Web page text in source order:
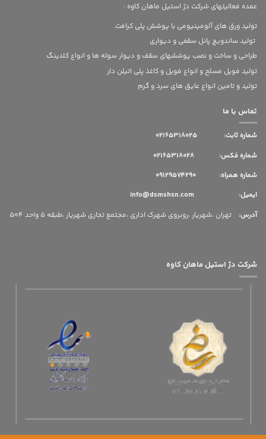
عمده فعالیتهای شرکت دژ استیل ماهان کاوه :
تولید ورق های آلومینیومی با پوشش پلی کرافت.
تولید ساندویچ پانل سقفی و دیواری
طراحی و ساخت و نصب پوششهای سقف و دیوار سوله ها و انواع کلدینگ
تولید فویل مسلح و انواع فویل و کاغذ پلی اتیلن دار
تولید و تامین انواع عایق های سرد و گرم
تماس با ما
شماره ثابت:
شماره فکس: 02165318028
شماره همراه: 09129574290
ایمیل: info@dsmshsn.com
آدرس: تهران ،شهریار ،روبروی شهرک اداری ،مجتمع تجاری شهریار ،طبقه 5 واحد 504
شرکت دژ استیل ماهان کاوه